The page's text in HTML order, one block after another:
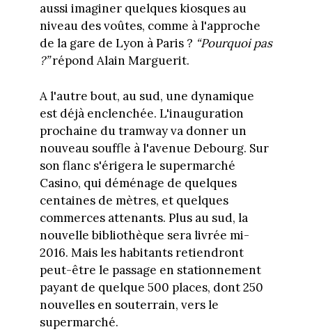
aussi imaginer quelques kiosques au
niveau des voûtes, comme à l'approche
de la gare de Lyon à Paris ? “Pourquoi pas
?”répond Alain Marguerit.
A l'autre bout, au sud, une dynamique
est déjà enclenchée. L'inauguration
prochaine du tramway va donner un
nouveau souffle à l'avenue Debourg. Sur
son flanc s'érigera le supermarché
Casino, qui déménage de quelques
centaines de mètres, et quelques
commerces attenants. Plus au sud, la
nouvelle bibliothèque sera livrée mi-
2016. Mais les habitants retiendront
peut-être le passage en stationnement
payant de quelque 500 places, dont 250
nouvelles en souterrain, vers le
supermarché.